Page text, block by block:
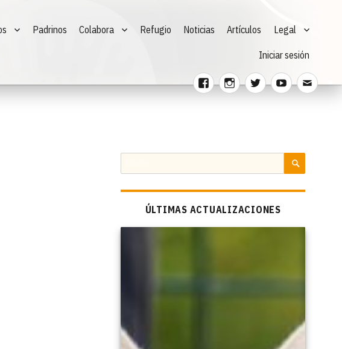
FacebookInstagram
TwitterYoutubeCorreo
Padrinos Colabora Refugio Noticias Artículos Legal
Iniciar sesión
por:
ÚLTIMAS ACTUALIZACIONES